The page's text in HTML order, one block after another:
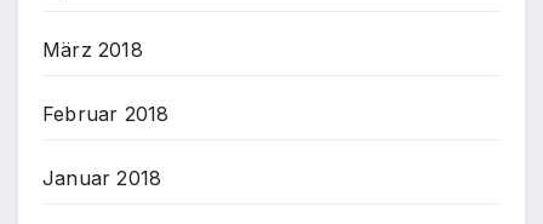
März 2018
Februar 2018
Januar 2018